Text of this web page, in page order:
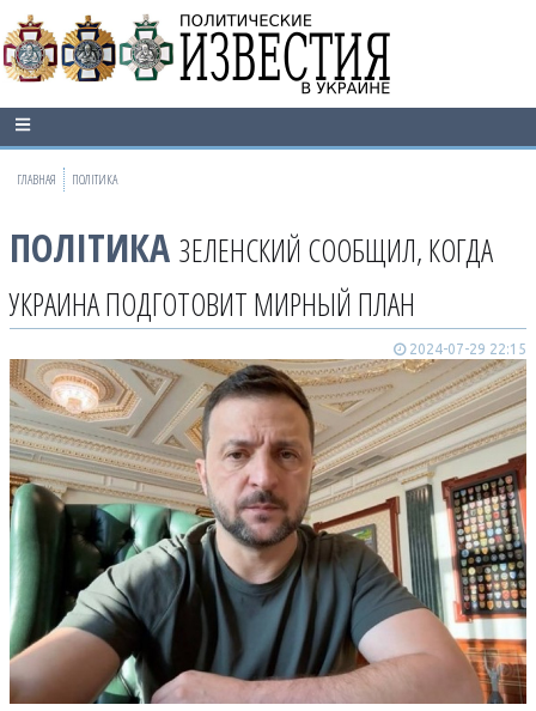
ГЛАВНАЯ ПОЛІТИКА
ПОЛІТИКА ЗЕЛЕНСКИЙ СООБЩИЛ, КОГДА
УКРАИНА ПОДГОТОВИТ МИРНЫЙ ПЛАН
2024-07-29 22:15